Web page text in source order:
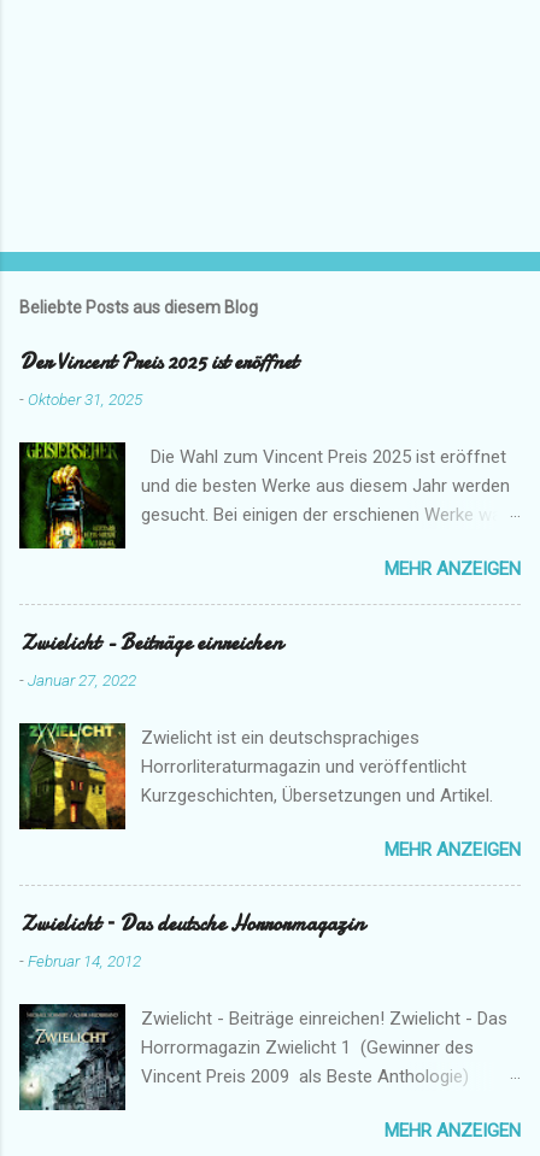
Beliebte Posts aus diesem Blog
Der Vincent Preis 2025 ist eröffnet
-Oktober 31, 2025
Die Wahl zum Vincent Preis 2025 ist eröffnet
und die besten Werke aus diesem Jahr werden
gesucht. Bei einigen der erschienen Werke war
MEHR ANZEIGEN
Zwielicht - Beiträge einreichen
-Januar 27, 2022
Zwielicht ist ein deutschsprachiges
Horrorliteraturmagazin und veröffentlicht
Kurzgeschichten, Übersetzungen und Artikel.
MEHR ANZEIGEN
Zwielicht – Das deutsche Horrormagazin
-Februar 14, 2012
Zwielicht - Beiträge einreichen! Zwielicht - Das
Horrormagazin Zwielicht 1 (Gewinner des
Vincent Preis 2009 als Beste Anthologie)
als Beste Anthologie) Zwi3licht (Gewinner des
MEHR ANZEIGEN